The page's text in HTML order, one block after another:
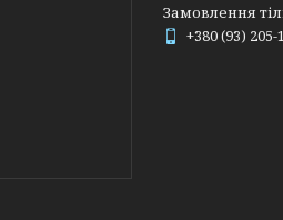
Замовлення
+380 (93) 205-